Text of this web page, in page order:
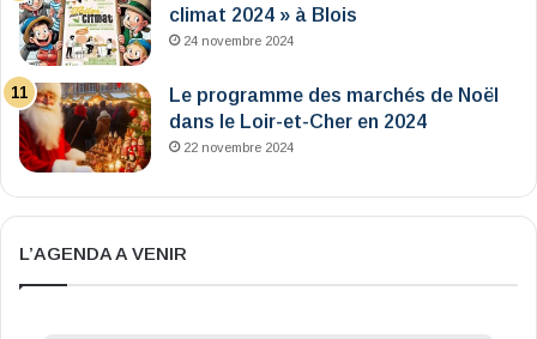
climat 2024 » à Blois
24 novembre 2024
Le programme des marchés de Noël
dans le Loir-et-Cher en 2024
22 novembre 2024
L’AGENDA A VENIR